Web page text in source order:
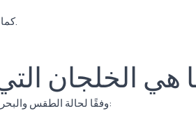
كما أن المنطقة معروفة أيضًا بأنها أحد مواطن سلاحف كاريتا كاريتا.
هي الخلجان
وفقًا لحالة الطقس والبحر، يمكن التوقف للسباحة في الخلجان التالية خلال جولة القارب: